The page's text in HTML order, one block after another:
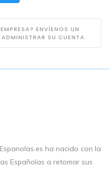
ENVÍENOS UN
SU CUENTA.
ha nacido con la
Españolas a retomar sus